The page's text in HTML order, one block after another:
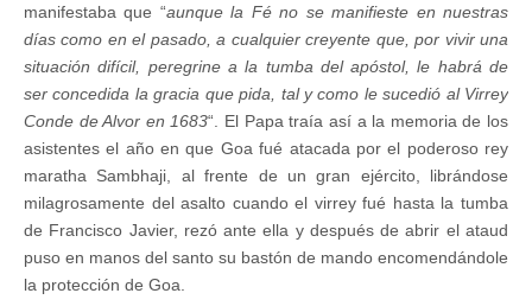
manifestaba que “aunque la Fé no se manifieste en nuestras
días como en el pasado, a cualquier creyente que, por vivir una
situación difícil, peregrine a la tumba del apóstol, le habrá de
ser concedida la gracia que pida, tal y como le sucedió al Virrey
Conde de Alvor en 1683“. El Papa traía así a la memoria de los
asistentes el año en que Goa fué atacada por el poderoso rey
maratha Sambhaji, al frente de un gran ejército, librándose
milagrosamente del asalto cuando el virrey fué hasta la tumba
de Francisco Javier, rezó ante ella y después de abrir el ataud
puso en manos del santo su bastón de mando encomendándole
la protección de Goa.